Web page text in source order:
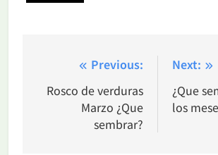
Navegación
de
entradas
Previous:
Rosco de verduras
Marzo ¿Que
sembrar?
Next:
¿Que
los